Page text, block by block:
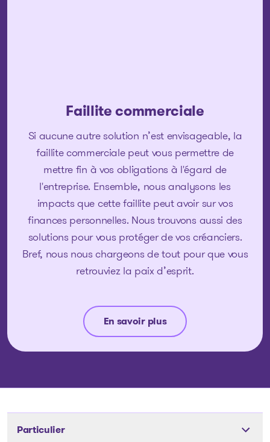
Faillite commerciale
Si aucune autre solution n’est envisageable, la
faillite commerciale peut vous permettre de
mettre fin à vos obligations à l'égard de
l'entreprise. Ensemble, nous analysons les
impacts que cette faillite peut avoir sur vos
finances personnelles. Nous trouvons aussi des
solutions pour vous protéger de vos créanciers.
Bref, nous nous chargeons de tout pour que vous
retrouviez la paix d’esprit.
En savoir plus
Particulier